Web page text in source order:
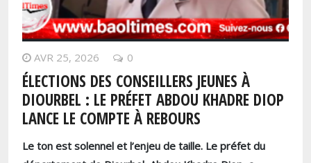
AVR 25, 2026 0
ÉLECTIONS DES CONSEILLERS JEUNES À
DIOURBEL : LE PRÉFET ABDOU KHADRE DIOP
LANCE LE COMPTE À REBOURS
Le ton est solennel et l’enjeu de taille. Le préfet du